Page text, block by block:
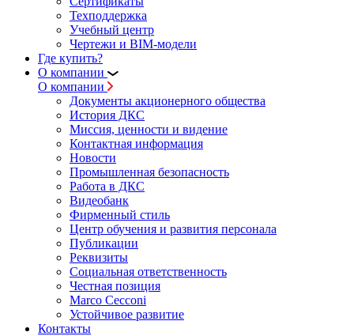
Техподдержка
Учебный центр
Чертежи и BIM-модели
Где купить?
О компании
О компании
Документы акционерного общества
История ДКС
Миссия, ценности и видение
Контактная информация
Новости
Промышленная безопасность
Работа в ДКС
Видеобанк
Фирменный стиль
Центр обучения и развития персонала
Публикации
Реквизиты
Социальная ответственность
Честная позиция
Marco Cecconi
Устойчивое развитие
Контакты